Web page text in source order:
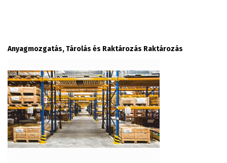
Anyagmozgatás, Tárolás és Raktározás Raktározás